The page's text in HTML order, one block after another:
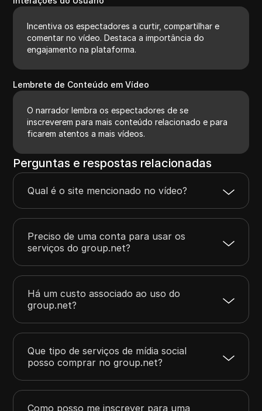
Incentiva os espectadores a curtir, compartilhar e
comentar no vídeo. Destaca a importância do
engajamento na plataforma.
Lembrete de Conteúdo em Vídeo
O narrador lembra os espectadores de se
inscreverem para mais conteúdo relacionado e para
ficarem atentos a mais vídeos.
Perguntas e respostas relacionadas
Qual é o site mencionado no vídeo?
Preciso de uma conta para usar os
serviços do group.net?
Há um custo associado ao uso do
group.net?
Que tipo de serviços de mídia social
posso comprar no group.net?
Como posso me inscrever para uma